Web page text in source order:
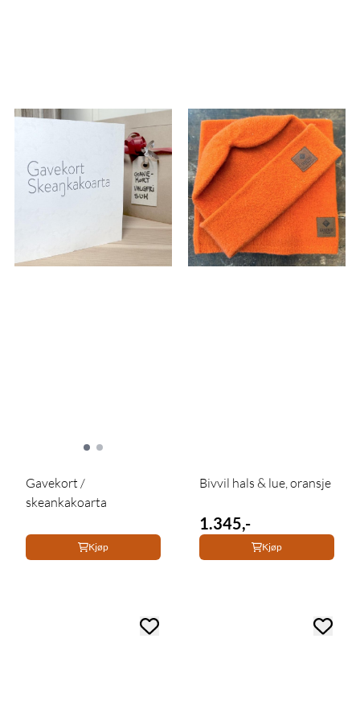
Gavekort /
skeankakoarta
Kjøp
Bivvil hals & lue, oransje
1.345,-
Kjøp